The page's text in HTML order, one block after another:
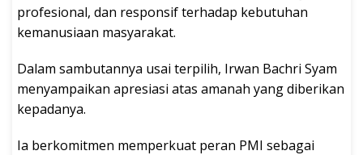
profesional, dan responsif terhadap kebutuhan
kemanusiaan masyarakat.
Dalam sambutannya usai terpilih, Irwan Bachri Syam
menyampaikan apresiasi atas amanah yang diberikan
kepadanya.
Ia berkomitmen memperkuat peran PMI sebagai